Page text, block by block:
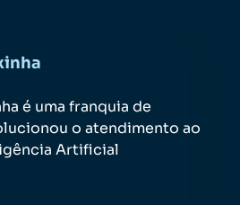
é uma franquia de
o atendimento ao
Artificial